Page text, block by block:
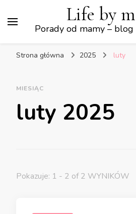
Life by
Porady od mamy –
Strona główna 2025 luty
MIESIĄC
luty 2025
Pokazuje: 1 - 2 of 2 WYNIKÓW